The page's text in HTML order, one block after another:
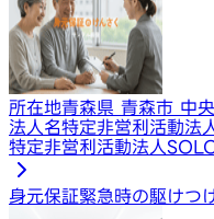
所在地青森県 青森市 中
法人名特定非営利活動法
特定非営利活動法人
身元保証緊急時の駆けつ